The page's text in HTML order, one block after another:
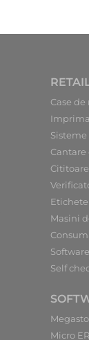
Case
Sisteme
Masini
Software
Self
Micro